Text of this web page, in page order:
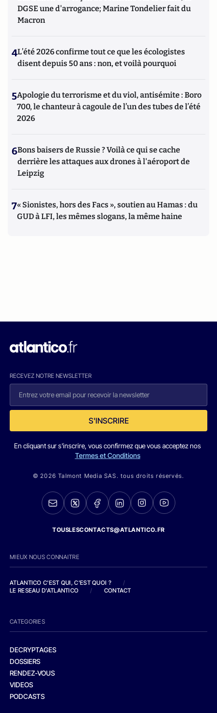
DGSE une d'arrogance; Marine Tondelier fait du
Macron
4L’été 2026 confirme tout ce que les écologistes
disent depuis 50 ans : non, et voilà pourquoi
5Apologie du terrorisme et du viol, antisémite : Boro
700, le chanteur à cagoule de l’un des tubes de l’été
2026
6Bons baisers de Russie ? Voilà ce qui se cache
derrière les attaques aux drones à l'aéroport de
Leipzig
7« Sionistes, hors des Facs », soutien au Hamas : du
GUD à LFI, les mêmes slogans, la même haine
RECEVEZ NOTRE NEWSLETTER
S'INSCRIRE
En cliquant sur s'inscrire, vous confirmez que vous acceptez nos
Termes et Conditions
© 2026 Talmont Media SAS. tous droits réservés.
TOUSLESCONTACTS@ATLANTICO.FR
MIEUX NOUS CONNAITRE
ATLANTICO C'EST QUI, C'EST QUOI ?
/
LE RESEAU D'ATLANTICO
/ CONTACT
CATEGORIES
DECRYPTAGES
DOSSIERS
RENDEZ-VOUS
VIDEOS
PODCASTS